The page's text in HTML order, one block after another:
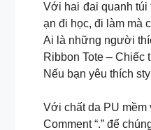
Với hai đai quanh túi
ạn đi học, đi làm mà
Ai là những người
Ribbon Tote – Chiếc
Nếu bạn yêu thích
Với chất da PU mềm
Comment “.” để